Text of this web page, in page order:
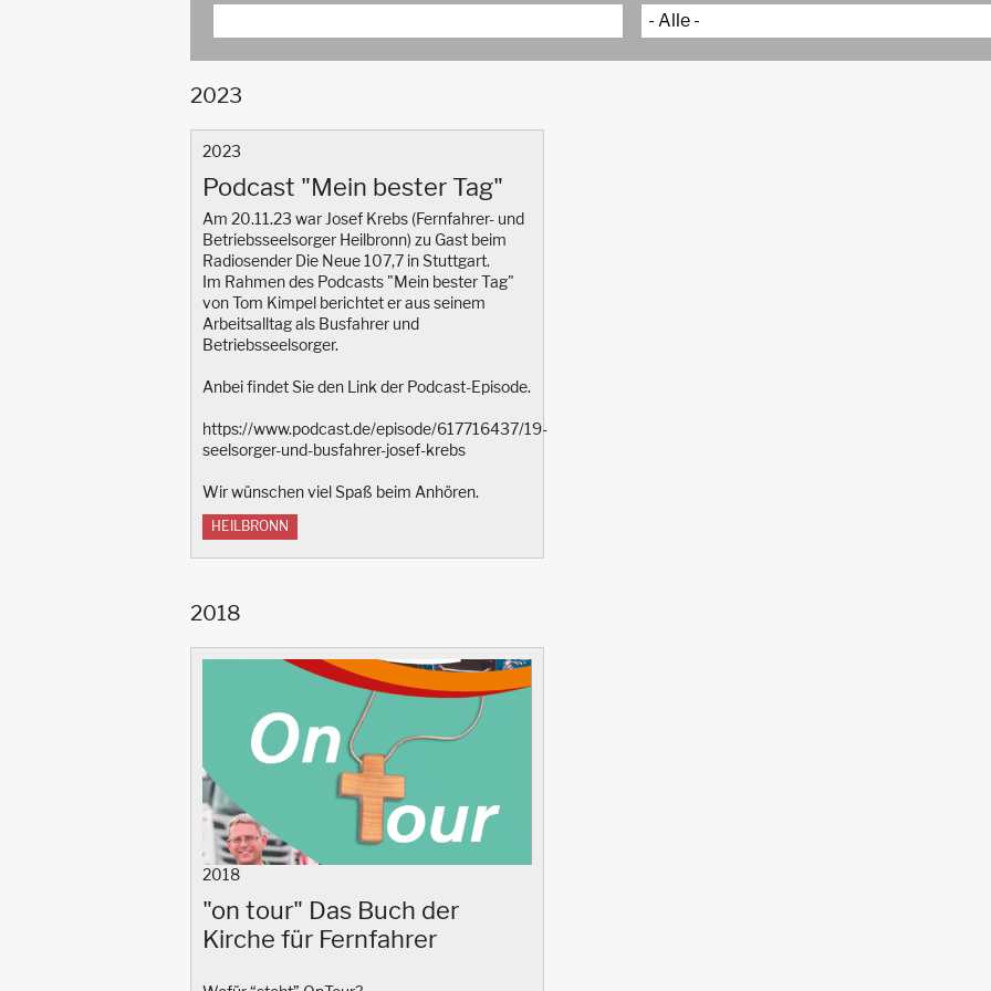
2023
2023
Podcast "Mein bester Tag"
Am 20.11.23 war Josef Krebs (Fernfahrer- und
Betriebsseelsorger Heilbronn) zu Gast beim
Radiosender Die Neue 107,7 in Stuttgart.
Im Rahmen des Podcasts "Mein bester Tag"
von Tom Kimpel berichtet er aus seinem
Arbeitsalltag als Busfahrer und
Betriebsseelsorger.
Anbei findet Sie den Link der Podcast-Episode.
https://www.podcast.de/episode/617716437/19-
seelsorger-und-busfahrer-josef-krebs
Wir wünschen viel Spaß beim Anhören.
HEILBRONN
2018
2018
"on tour" Das Buch der
Kirche für Fernfahrer